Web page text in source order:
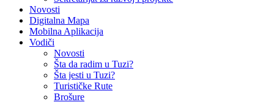
Novosti
Digitalna Mapa
Mobilna Aplikacija
Vodiči
Novosti
Šta da radim u Tuzi?
Šta jesti u Tuzi?
Turističke Rute
Brošure